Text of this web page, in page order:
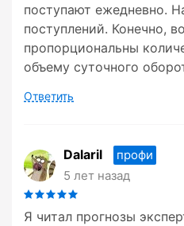
поступают ежедневно.
поступлений. Конечно,
пропорциональны
объему суточного
Ответить
Dalaril
профи
5 лет назад
Я читал прогнозы